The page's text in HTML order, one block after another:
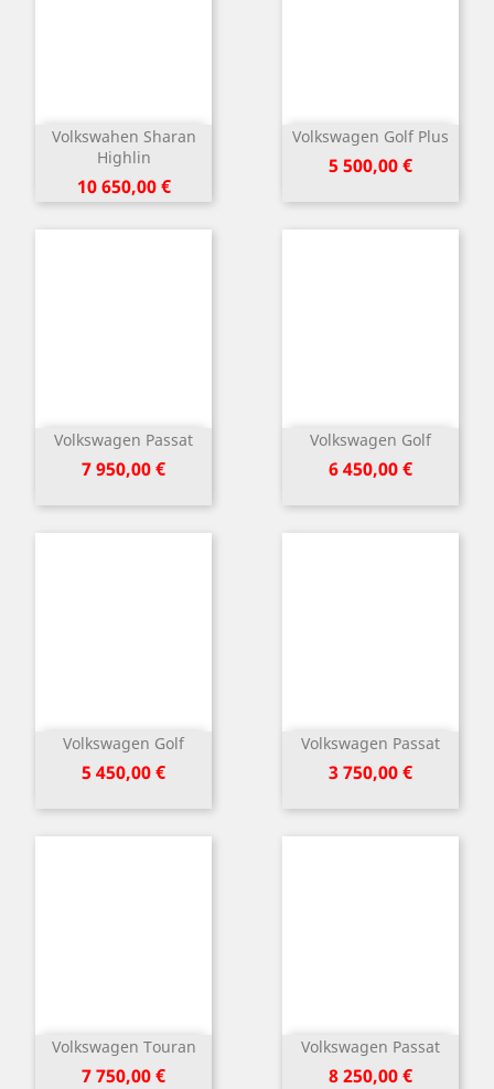
Volkswahen Sharan
Highlin
Kaina
10 650,00 €
Volkswagen Golf Plus
Kaina
5 500,00 €
Volkswagen Passat
Kaina
7 950,00 €
Volkswagen Golf
Kaina
6 450,00 €
Volkswagen Golf
Kaina
5 450,00 €
Volkswagen Passat
Kaina
3 750,00 €
Volkswagen Touran
Kaina
7 750,00 €
Volkswagen Passat
Kaina
8 250,00 €